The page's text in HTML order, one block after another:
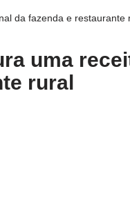
da fazenda e restaurante
uma
rural